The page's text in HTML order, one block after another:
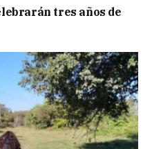
tres años de